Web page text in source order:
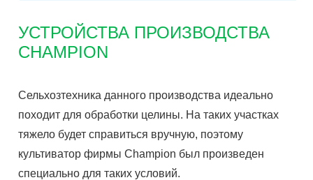
УСТРОЙСТВА ПРОИЗВОДСТВА
CHAMPION
Сельхозтехника данного производства идеально
походит для обработки целины. На таких участках
тяжело будет справиться вручную, поэтому
культиватор фирмы Champion был произведен
специально для таких условий.